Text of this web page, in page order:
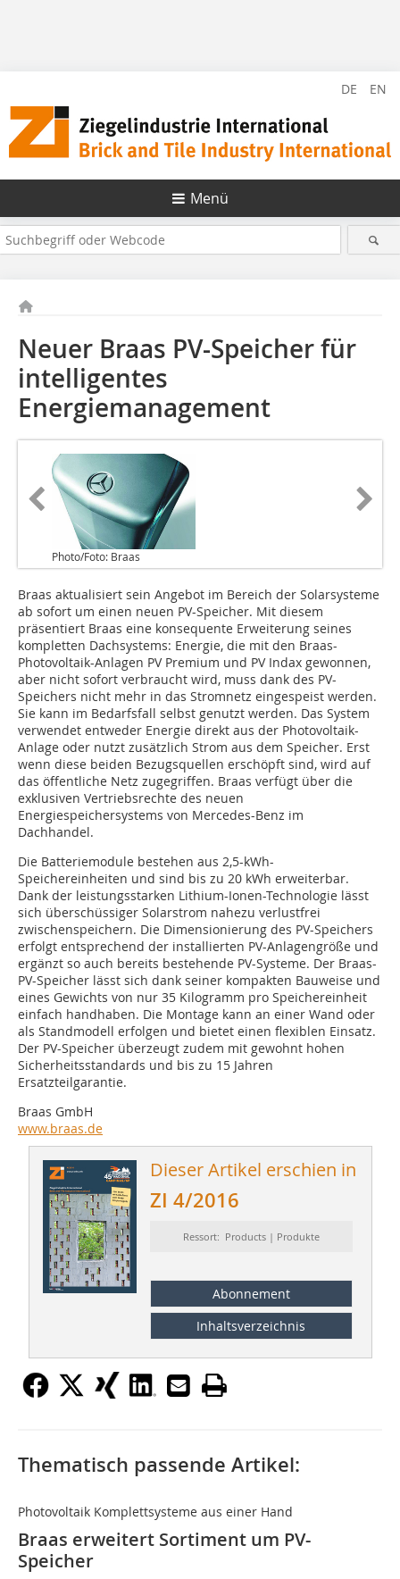
DE EN
Menü
Neuer Braas PV-Speicher für
intelligentes
Energiemanagement
Photo/Foto: Braas
Braas aktualisiert sein Angebot im Bereich der Solarsysteme
ab sofort um einen neuen PV-Speicher. Mit diesem
präsentiert Braas eine konsequente Erweiterung seines
kompletten Dachsystems: Energie, die mit den Braas-
Photovoltaik-Anlagen PV Premium und PV Indax gewonnen,
aber nicht sofort verbraucht wird, muss dank des PV-
Speichers nicht mehr in das Stromnetz eingespeist werden.
Sie kann im Bedarfsfall selbst genutzt werden. Das System
verwendet entweder Energie direkt aus der Photovoltaik-
Anlage oder nutzt zusätzlich Strom aus dem Speicher. Erst
wenn diese beiden Bezugsquellen erschöpft sind, wird auf
das öffentliche Netz zugegriffen. Braas verfügt über die
exklusiven Vertriebsrechte des neuen
Energiespeichersystems von Mercedes-Benz im
Dachhandel.
Die Batteriemodule bestehen aus 2,5-kWh-
Speichereinheiten und sind bis zu 20 kWh erweiterbar.
Dank der leistungsstarken Lithium-Ionen-Technologie lässt
sich überschüssiger Solarstrom nahezu verlustfrei
zwischenspeichern. Die Dimensionierung des PV-Speichers
erfolgt entsprechend der installierten PV-Anlagengröße und
ergänzt so auch bereits bestehende PV-Systeme. Der Braas-
PV-Speicher lässt sich dank seiner kompakten Bauweise und
eines Gewichts von nur 35 Kilogramm pro Speichereinheit
einfach handhaben. Die Montage kann an einer Wand oder
als Standmodell erfolgen und bietet einen flexiblen Einsatz.
Der PV-Speicher überzeugt zudem mit gewohnt hohen
Sicherheitsstandards und bis zu 15 Jahren
Ersatzteilgarantie.
Braas GmbH
www.braas.de
Dieser Artikel erschien in
ZI 4/2016
Ressort: Products | Produkte
Abonnement
Inhaltsverzeichnis
Thematisch passende Artikel:
Photovoltaik Komplettsysteme aus einer Hand
Braas erweitert Sortiment um PV-
Speicher